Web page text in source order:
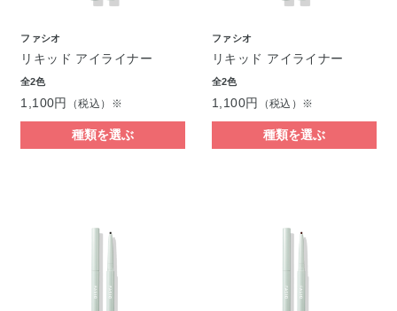
ファシオ
リキッド アイライナー
全2色
1,100円 （税込）※
種類を選ぶ
ファシオ
リキッド アイライナー
全2色
1,100円 （税込）※
種類を選ぶ